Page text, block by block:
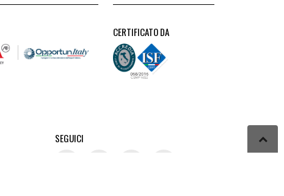
CERTIFICATO DA
SEGUICI